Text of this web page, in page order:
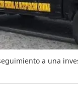
a una